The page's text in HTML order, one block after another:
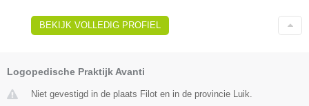
BEKIJK VOLLEDIG PROFIEL
Logopedische Praktijk Avanti
Niet gevestigd in de plaats Filot en in de provincie Luik.